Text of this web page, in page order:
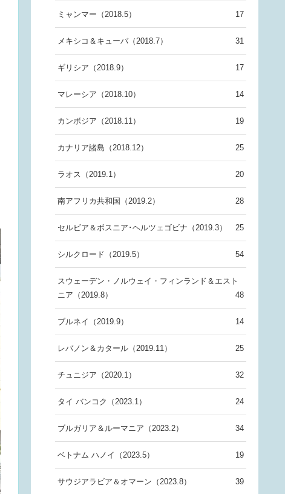
ミャンマー（2018.5） 17
メキシコ＆キューバ（2018.7） 31
ギリシア（2018.9） 17
マレーシア（2018.10） 14
カンボジア（2018.11） 19
カナリア諸島（2018.12） 25
ラオス（2019.1） 20
南アフリカ共和国（2019.2） 28
セルビア＆ボスニア･ヘルツェゴビナ（2019.3） 25
シルクロード（2019.5） 54
スウェーデン・ノルウェイ・フィンランド＆エスト
ニア（2019.8）
48
ブルネイ（2019.9） 14
レバノン＆カタール（2019.11） 25
チュニジア（2020.1） 32
タイ バンコク（2023.1） 24
ブルガリア＆ルーマニア（2023.2） 34
ベトナム ハノイ（2023.5） 19
サウジアラビア＆オマーン（2023.8） 39